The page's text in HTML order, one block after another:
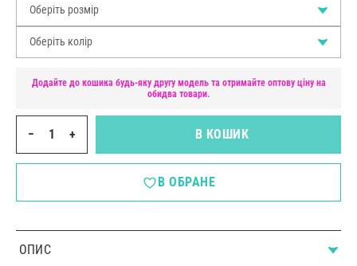
Оберіть розмір
Оберіть колір
Додайте до кошика будь-яку другу модель та отримайте оптову ціну на
обидва товари.
− + В КОШИК
В ОБРАНЕ
ОПИС